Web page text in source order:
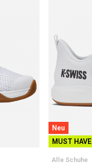
Neu
MUST HAVE
Alle Schuhe